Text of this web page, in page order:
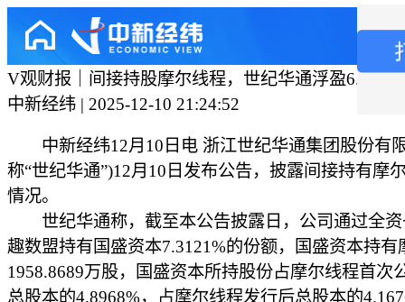
V观财报｜间接持股摩尔线程，世纪华通浮盈6.4亿元
中新经纬 | 2025-12-10 21:24:52
中新经纬12月10日电 浙江世纪华通集团股份有
称“世纪华通”)12月10日发布公告，披露间接持有摩
情况。
世纪华通称，截至本公告披露日，公司通过全资
趣数盟持有国盛资本7.3121%的份额，国盛资本持有
1958.8689万股，国盛资本所持股份占摩尔线程首次
总股本的4.8968%，占摩尔线程发行后总股本的